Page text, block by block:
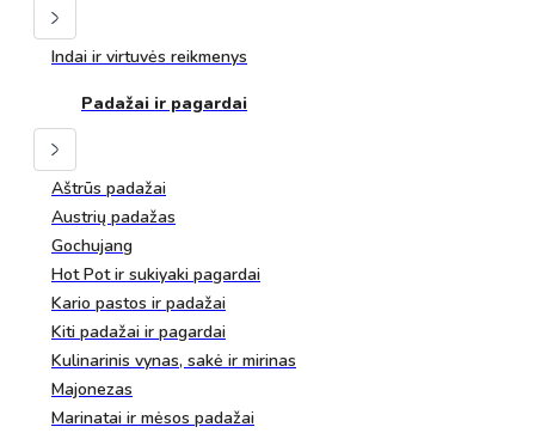
Indai ir virtuvės reikmenys
Padažai ir pagardai
Aštrūs padažai
Austrių padažas
Gochujang
Hot Pot ir sukiyaki pagardai
Kario pastos ir padažai
Kiti padažai ir pagardai
Kulinarinis vynas, sakė ir mirinas
Majonezas
Marinatai ir mėsos padažai